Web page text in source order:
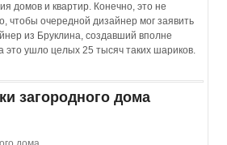
домов и квартир. Конечно, это не
чтобы очередной дизайнер мог заявить
из Бруклина, создавший вполне
ушло целых 25 тысяч таких шариков.
загородного дома